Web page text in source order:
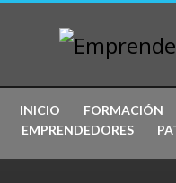
INICIO FORMACIÓN
EMPRENDEDORES